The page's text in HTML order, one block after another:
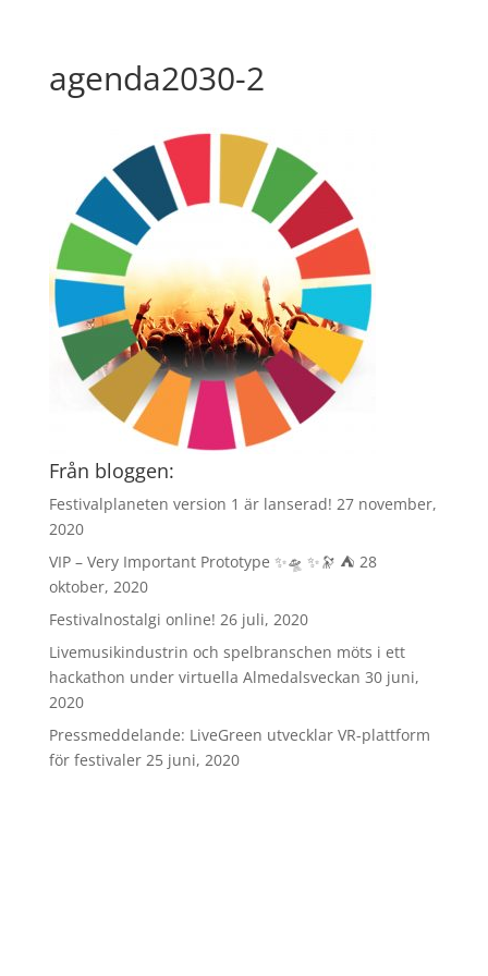
agenda2030-2
Från bloggen:
Festivalplaneten version 1 är lanserad! 27 november,
2020
VIP – Very Important Prototype ✨🛸 ✨🔭 ⛺️ 28
oktober, 2020
Festivalnostalgi online! 26 juli, 2020
Livemusikindustrin och spelbranschen möts i ett
hackathon under virtuella Almedalsveckan 30 juni,
2020
Pressmeddelande: LiveGreen utvecklar VR-plattform
för festivaler 25 juni, 2020